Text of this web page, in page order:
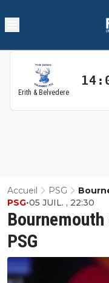
Erith & Belvedere
Accueil PSG
PSG
PSG•05 JUIL. , 22:30